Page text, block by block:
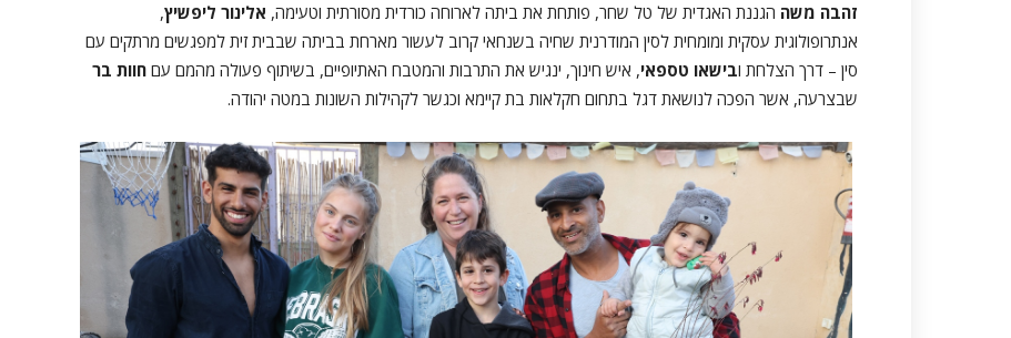
זהבה משה הגננת האגדית של טל שחר, פותחת את ביתה לארוחה כורדית מסורתית וטעימה, אלינור ליפשיץ,
אנתרופולוגית עסקית ומומחית לסין המודרנית שחיה בשנחאי קרוב לעשור מארחת בביתה שבבית זית למפגשים מרתקים עם
סין – דרך הצלחת ובישאו טספאי, איש חינוך, ינגיש את התרבות והמטבח האתיופיים, בשיתוף פעולה מהמם עם חוות בר
שבצרעה, אשר הפכה לנושאת דגל בתחום חקלאות בת קיימא וכגשר לקהילות השונות במטה יהודה.